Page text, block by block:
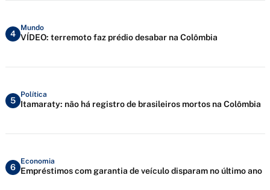
4
Mundo
VÍDEO: terremoto faz prédio desabar na Colômbia
5
Política
Itamaraty: não há registro de brasileiros mortos na Colômbia
6
Economia
Empréstimos com garantia de veículo disparam no último ano